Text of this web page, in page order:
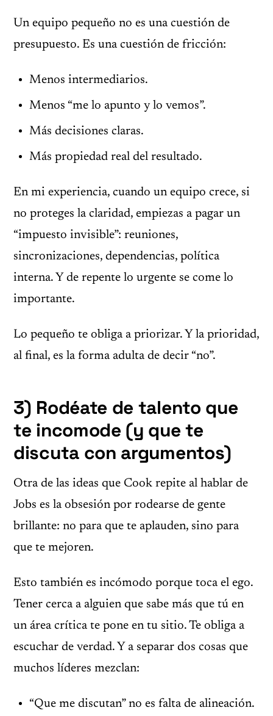
Un equipo pequeño no es una cuestión de
presupuesto. Es una cuestión de fricción:
Menos intermediarios.
Menos “me lo apunto y lo vemos”.
Más decisiones claras.
Más propiedad real del resultado.
En mi experiencia, cuando un equipo crece, si
no proteges la claridad, empiezas a pagar un
“impuesto invisible”: reuniones,
sincronizaciones, dependencias, política
interna. Y de repente lo urgente se come lo
importante.
Lo pequeño te obliga a priorizar. Y la prioridad,
al final, es la forma adulta de decir “no”.
3) Rodéate de talento que
te incomode (y que te
discuta con argumentos)
Otra de las ideas que Cook repite al hablar de
Jobs es la obsesión por rodearse de gente
brillante: no para que te aplauden, sino para
que te mejoren.
Esto también es incómodo porque toca el ego.
Tener cerca a alguien que sabe más que tú en
un área crítica te pone en tu sitio. Te obliga a
escuchar de verdad. Y a separar dos cosas que
muchos líderes mezclan:
“Que me discutan” no es falta de alineación.